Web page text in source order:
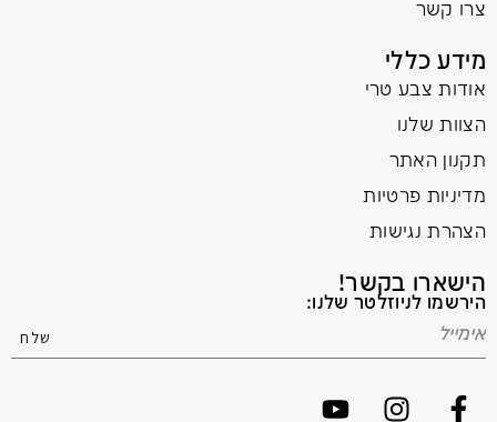
צרו קשר
מידע כללי
אודות צבע טרי
הצוות שלנו
תקנון האתר
מדיניות פרטיות
הצהרת נגישות
הישארו בקשר!
הירשמו לניוזלטר שלנו: